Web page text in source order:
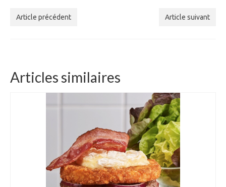
Article précédent Article suivant
Articles similaires